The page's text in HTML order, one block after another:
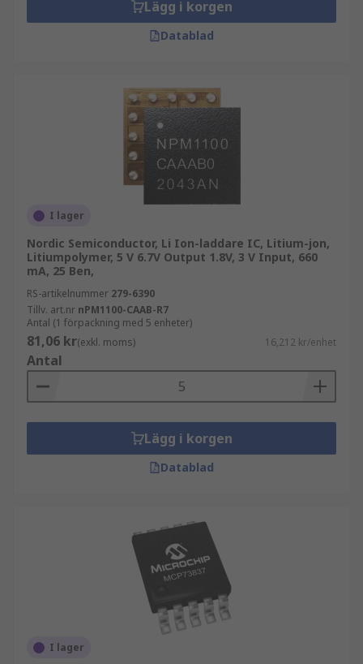
Lägg i korgen
Datablad
I lager
Nordic Semiconductor, Li Ion-laddare IC, Litium-jon,
Litiumpolymer, 5 V 6.7V Output 1.8V, 3 V Input, 660
mA, 25 Ben,
RS-artikelnummer 279-6390
Tillv. art.nr nPM1100-CAAB-R7
Antal (1 förpackning med 5 enheter)
81,06 kr(exkl. moms) 16,212 kr/enhet
Antal
Lägg i korgen
Datablad
I lager